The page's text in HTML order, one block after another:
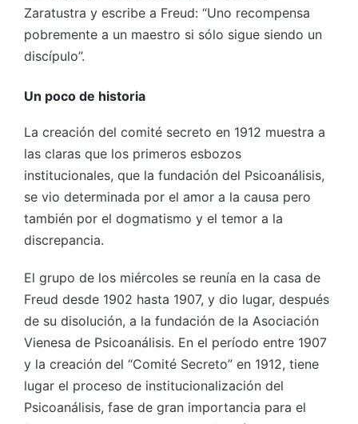
Zaratustra y escribe a Freud: “Uno recompensa
pobremente a un maestro si sólo sigue siendo un
discípulo”.
Un poco de historia
La creación del comité secreto en 1912 muestra a
las claras que los primeros esbozos
institucionales, que la fundación del Psicoanálisis,
se vio determinada por el amor a la causa pero
también por el dogmatismo y el temor a la
discrepancia.
El grupo de los miércoles se reunía en la casa de
Freud desde 1902 hasta 1907, y dio lugar, después
de su disolución, a la fundación de la Asociación
Vienesa de Psicoanálisis. En el período entre 1907
y la creación del “Comité Secreto” en 1912, tiene
lugar el proceso de institucionalización del
Psicoanálisis, fase de gran importancia para el